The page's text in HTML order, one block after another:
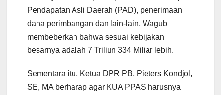
Pendapatan Asli Daerah (PAD), penerimaan
dana perimbangan dan lain-lain, Wagub
membeberkan bahwa sesuai kebijakan
besarnya adalah 7 Triliun 334 Miliar lebih.
Sementara itu, Ketua DPR PB, Pieters Kondjol,
SE, MA berharap agar KUA PPAS harusnya